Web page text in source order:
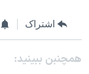
اشتراک
همچنبن ببینید: